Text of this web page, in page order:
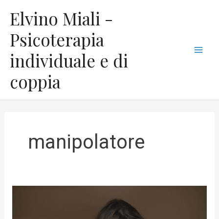
contenuto
Elvino Miali -
Psicoterapia
individuale e di
coppia
manipolatore
a
t
e
g
o
r